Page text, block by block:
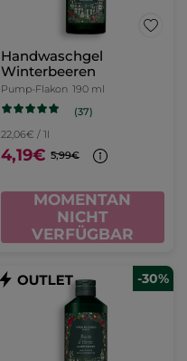
Handwaschgel
Winterbeeren
Pump-Flakon 190 ml
(37)
22,06€ / 1l
4,19€ 5,99€
MOMENTAN
NICHT
VERFÜGBAR
-30%